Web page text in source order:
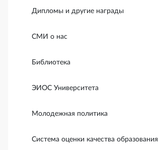
Дипломы и другие награды
СМИ о нас
Библиотека
ЭИОС Университета
Молодежная политика
Система оценки качества образования